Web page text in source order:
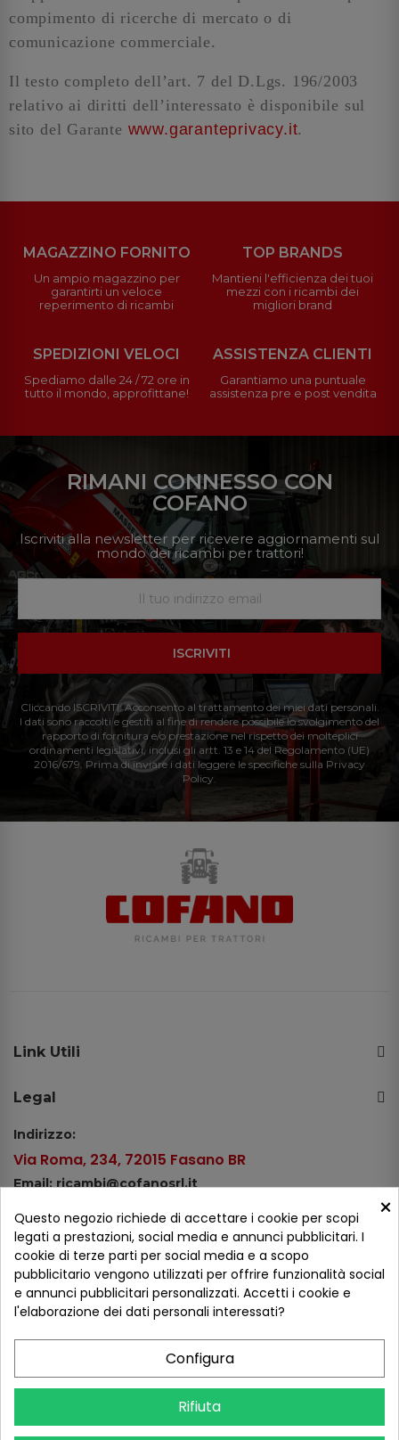
compimento di ricerche di mercato o di
comunicazione commerciale.
Il testo completo dell’art. 7 del D.Lgs. 196/2003
relativo ai diritti dell’interessato è disponibile sul
sito del Garante www.garanteprivacy.it.
MAGAZZINO FORNITO
Un ampio magazzino per
garantirti un veloce
reperimento di ricambi
TOP BRANDS
Mantieni l'efficienza dei tuoi
mezzi con i ricambi dei
migliori brand
SPEDIZIONI VELOCI
Spediamo dalle 24 / 72 ore in
tutto il mondo, approfittane!
ASSISTENZA CLIENTI
Garantiamo una puntuale
assistenza pre e post vendita
RIMANI CONNESSO CON
COFANO
Iscriviti alla newsletter per ricevere aggiornamenti sul
mondo dei ricambi per trattori!
ISCRIVITI
Cliccando ISCRIVITI: Acconsento al trattamento dei miei dati personali.
I dati sono raccolti e gestiti al fine di rendere possibile lo svolgimento del
rapporto di fornitura e/o prestazione nel rispetto dei molteplici
ordinamenti legislativi, inclusi gli artt. 13 e 14 del Regolamento (UE)
2016/679. Prima di inviare i dati leggere le specifiche sulla Privacy
Policy.
Link Utili
Legal
Indirizzo:
Via Roma, 234, 72015 Fasano BR
Email: ricambi@cofanosrl.it
Tel.: +39 080 44 13 478
WhatsApp: +39 334 98 51 100
Metodi di pagamento
×
Questo negozio richiede di accettare i cookie per scopi
legati a prestazioni, social media e annunci pubblicitari. I
cookie di terze parti per social media e a scopo
pubblicitario vengono utilizzati per offrire funzionalità social
e annunci pubblicitari personalizzati. Accetti i cookie e
l'elaborazione dei dati personali interessati?
Configura
Rifiuta